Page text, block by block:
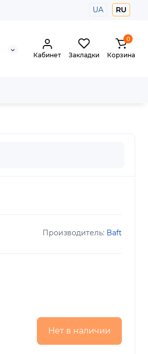
UA RU
Кабинет Закладки
0
Корзина
Производитель: Baft
Нет в наличии